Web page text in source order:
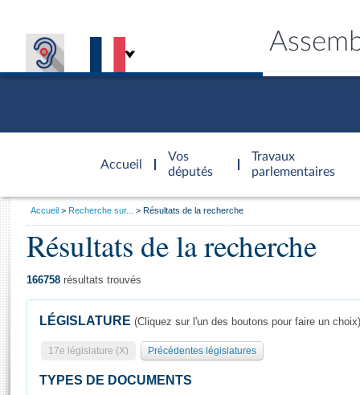
Accueil
d'accueil
Vos
députés
Travaux
parlementaires
Présidence
Séance publique
Général
Rôle et pouvoirs de l'Assemblée
Visiter l'Assemblée
Vous
Accueil Recherche sur... Résultats de la recherche
Résultats de la recherche
166758 résultats trouvés
LÉGISLATURE (Cliquez sur l'un des boutons pour faire un choix)
17e législature (X) Précédentes législatures
TYPES DE DOCUMENTS